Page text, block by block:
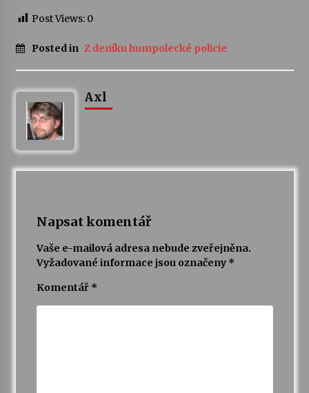
Post Views: 0
Posted in Z deníku humpolecké policie
Axl
Napsat komentář
Vaše e-mailová adresa nebude zveřejněna.
Vyžadované informace jsou označeny *
Komentář *